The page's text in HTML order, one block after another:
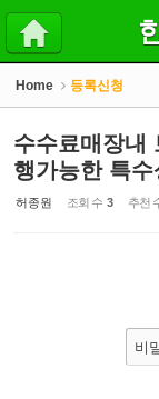
Home 등록신청
수수료매장내
행가능한 특
허종원 조회 수 3 추천
비